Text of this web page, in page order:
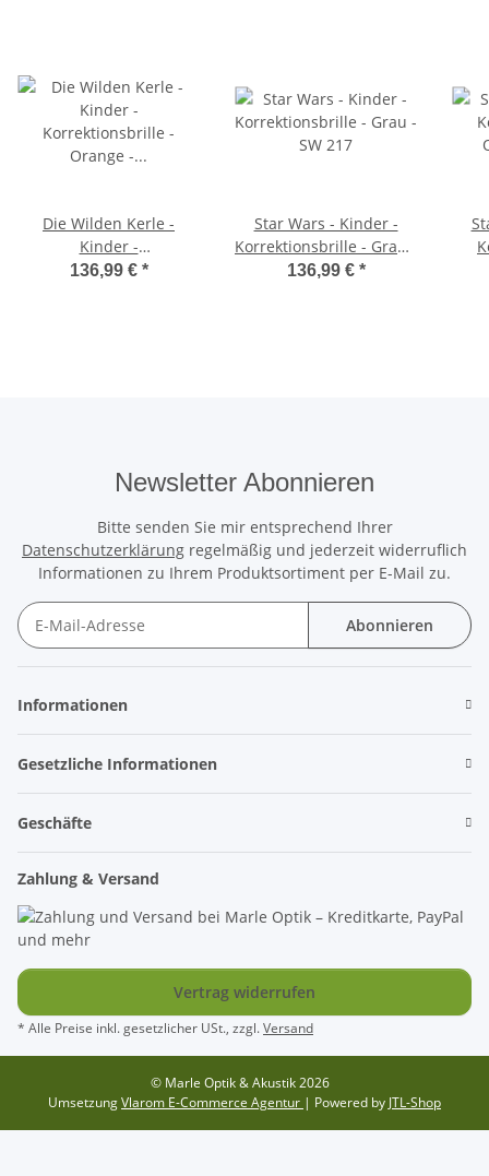
Die Wilden Kerle -
Kinder -
Korrektionsbrille -
136,99 € *
Star Wars - Kinder -
Korrektionsbrille - Grau -
SW 217
136,99 € *
Newsletter Abonnieren
Bitte senden Sie mir entsprechend Ihrer
Datenschutzerklärung regelmäßig und jederzeit widerruflich
Informationen zu Ihrem Produktsortiment per E-Mail zu.
Abonnieren
Informationen
Gesetzliche Informationen
Geschäfte
Zahlung & Versand
Vertrag widerrufen
* Alle Preise inkl. gesetzlicher USt., zzgl.Versand
© Marle Optik & Akustik 2026
UmsetzungVlarom E-Commerce Agentur | Powered by JTL-Shop